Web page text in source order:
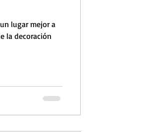
lugar mejor a
la decoración